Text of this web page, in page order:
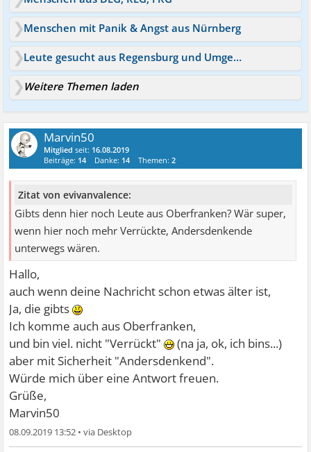
Menschen mit Panik & Angst aus Nürnberg
Leute gesucht aus Regensburg und Umgebung
Weitere Themen laden
Marvin50
Mitglied seit: 16.08.2019
Beiträge: 14 Danke: 14 Themen:2
Zitat von evivanvalence:
Gibts denn hier noch Leute aus Oberfranken? Wär super,
wenn hier noch mehr Verrückte, Andersdenkende
unterwegs wären.
Hallo,
auch wenn deine Nachricht schon etwas älter ist,
Ja, die gibts
Ich komme auch aus Oberfranken,
und bin viel. nicht "Verrückt"
(na ja, ok, ich bins...)
aber mit Sicherheit "Andersdenkend".
Würde mich über eine Antwort freuen.
Grüße,
Marvin50
08.09.2019 13:52 •